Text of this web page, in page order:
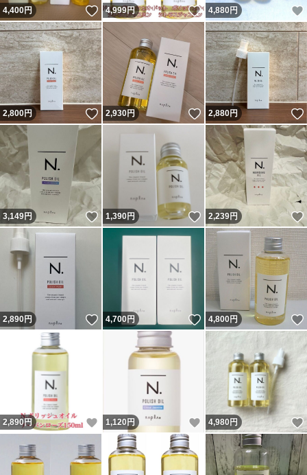
4,400円 いいね！
4,999円 いいね！
4,880円
2,800円 いいね！
2,930円 いいね！
2,880円
3,149円 いいね！
1,390円 いいね！
2,239円
2,890円 いいね！
4,700円 いいね！
4,800円
2,890円 いいね！
1,120 円 いいね！
4,980円